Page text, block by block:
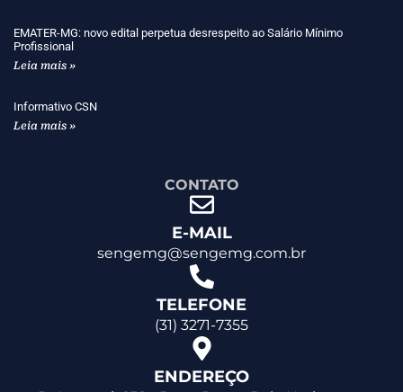
EMATER-MG: novo edital perpetua desrespeito ao Salário Mínimo
Profissional
Leia mais »
Informativo CSN
Leia mais »
CONTATO
E-MAIL
sengemg@sengemg.com.br
TELEFONE
(31) 3271-7355
ENDEREÇO